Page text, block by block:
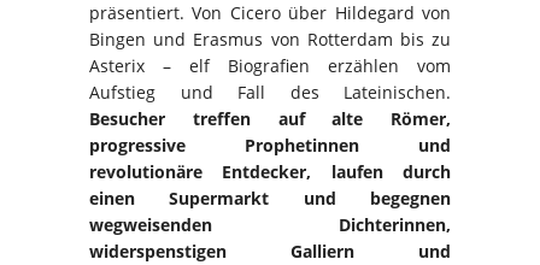
präsentiert. Von Cicero über Hildegard von
Bingen und Erasmus von Rotterdam bis zu
Asterix – elf Biografien erzählen vom
Aufstieg und Fall des Lateinischen.
Besucher treffen auf alte Römer,
progressive Prophetinnen und
revolutionäre Entdecker, laufen durch
einen Supermarkt und begegnen
wegweisenden Dichterinnen,
widerspenstigen Galliern und